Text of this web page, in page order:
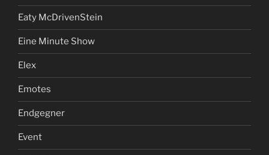
Eaty McDrivenStein
Eine Minute Show
Elex
Emotes
Endgegner
Event